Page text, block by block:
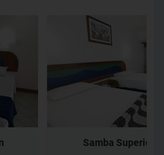
Samba Superior